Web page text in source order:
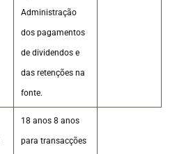
Administração
dos pagamentos
de dividendos e
das retenções na
fonte.
18 anos 8 anos
para transacções